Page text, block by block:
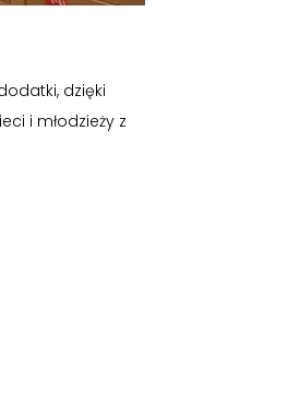
dzięki
i młodzieży z